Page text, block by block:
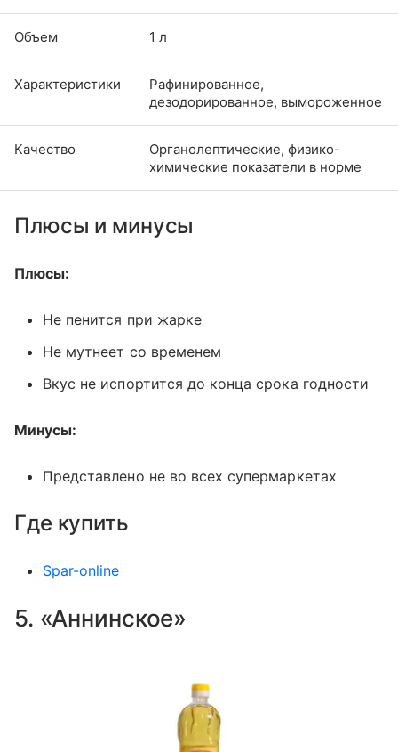
Объем 1 л
Характеристики
Рафинированное,
дезодорированное, вымороженное
Качество
Органолептические, физико-
химические показатели в норме
Плюсы и минусы
Плюсы:
Не пенится при жарке
Не мутнеет со временем
Вкус не испортится до конца срока годности
Минусы:
Представлено не во всех супермаркетах
Где купить
Spar-online
5. «Аннинское»